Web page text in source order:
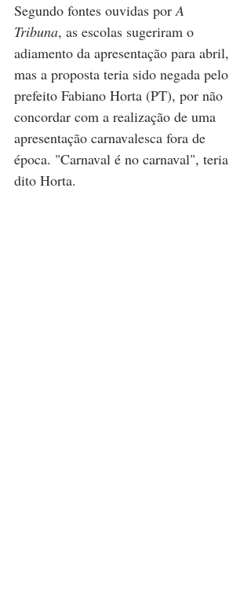
Segundo fontes ouvidas por A
Tribuna, as escolas sugeriram o
adiamento da apresentação para abril,
mas a proposta teria sido negada pelo
prefeito Fabiano Horta (PT), por não
concordar com a realização de uma
apresentação carnavalesca fora de
época. "Carnaval é no carnaval", teria
dito Horta.